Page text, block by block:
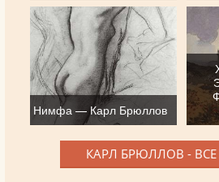
Нимфа — Карл Брюллов
КАРЛ БРЮЛЛОВ -